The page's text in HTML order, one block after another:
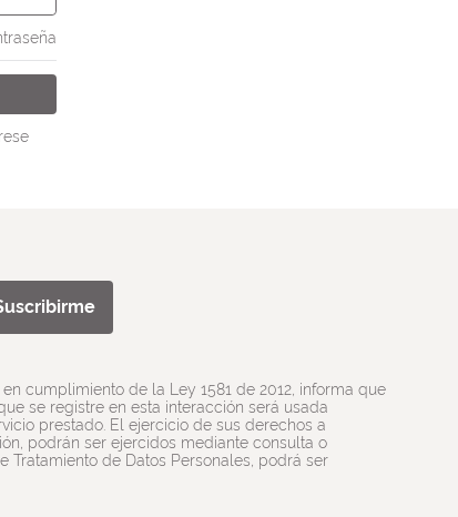
en cumplimiento de la Ley 1581 de 2012, informa que
se registre en esta interacción será usada
prestado. El ejercicio de sus derechos a
podrán ser ejercidos mediante consulta o
Tratamiento de Datos Personales, podrá ser